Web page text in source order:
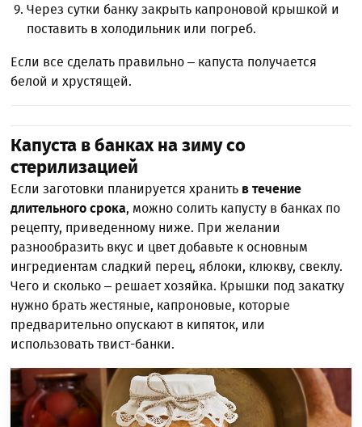
Через сутки банку закрыть капроновой крышкой и
поставить в холодильник или погреб.
Если все сделать правильно – капуста получается
белой и хрустящей.
Капуста в банках на зиму со
стерилизацией
Если заготовки планируется хранить в течение
длительного срока, можно солить капусту в банках по
рецепту, приведенному ниже. При желании
разнообразить вкус и цвет добавьте к основным
ингредиентам сладкий перец, яблоки, клюкву, свеклу.
Чего и сколько – решает хозяйка. Крышки под закатку
нужно брать жестяные, капроновые, которые
предварительно опускают в кипяток, или
использовать твист-банки.